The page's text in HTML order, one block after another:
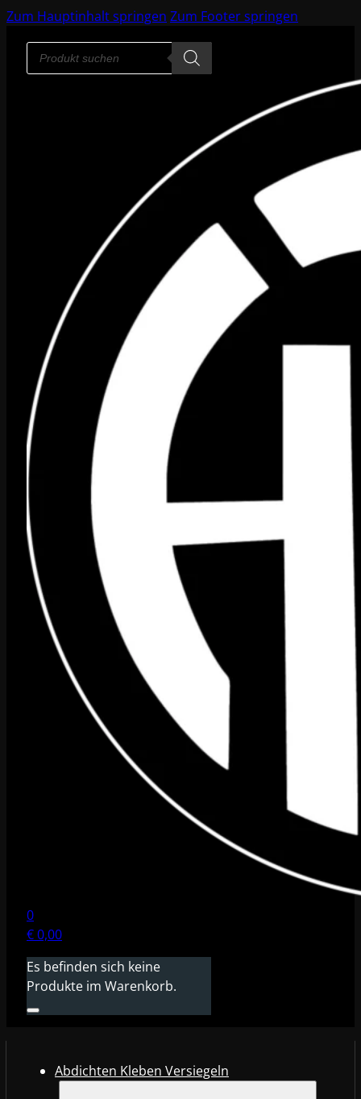
Zum Hauptinhalt springen Zum Footer springen
Products
search
0
€0,00
Es befinden sich keine
Produkte im Warenkorb.
Abdichten Kleben Versiegeln